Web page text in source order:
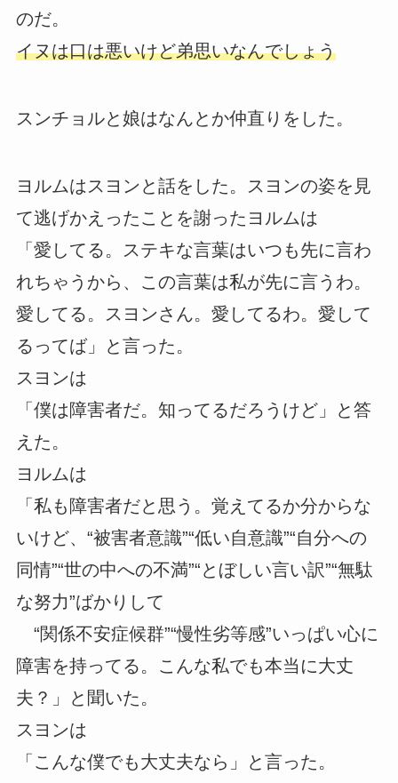
のだ。
イヌは口は悪いけど弟思いなんでしょう
スンチョルと娘はなんとか仲直りをした。
ヨルムはスヨンと話をした。スヨンの姿を見
て逃げかえったことを謝ったヨルムは
「愛してる。ステキな言葉はいつも先に言わ
れちゃうから、この言葉は私が先に言うわ。
愛してる。スヨンさん。愛してるわ。愛して
るってば」と言った。
スヨンは
「僕は障害者だ。知ってるだろうけど」と答
えた。
ヨルムは
「私も障害者だと思う。覚えてるか分からな
いけど、“被害者意識”“低い自意識”“自分への
同情”“世の中への不満”“とぼしい言い訳”“無駄
な努力”ばかりして
“関係不安症候群”“慢性劣等感”いっぱい心に
障害を持ってる。こんな私でも本当に大丈
夫？」と聞いた。
スヨンは
「こんな僕でも大丈夫なら」と言った。